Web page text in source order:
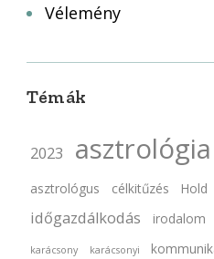
Vélemény
Témák
2023 asztrológia
asztrológus célkitűzés Hold
időgazdálkodás
irodalom
karácsony karácsonyi